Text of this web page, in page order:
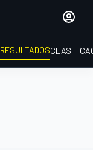
RESULTADOS